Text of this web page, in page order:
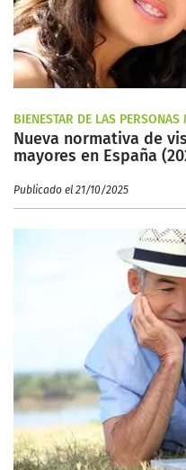
BIENESTAR DE LAS PERSONAS
Nueva normativa de
mayores en España
Publicado el 21/10/2025